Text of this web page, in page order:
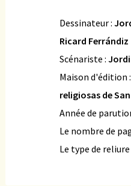
Dessinateur :
Ricard Ferrándiz
Scénariste :
Maison d'édition :
religiosas de
Année de
Le nombre de
Le type de reliure